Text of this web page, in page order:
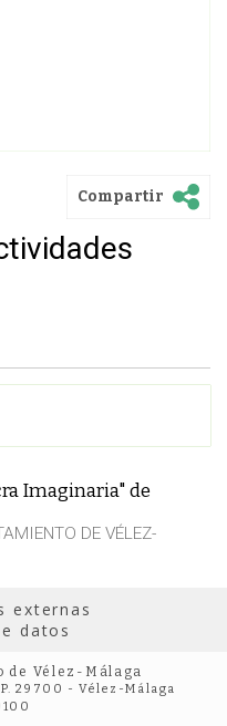
Compartir
Imaginaria" de
DE VÉLEZ-
externas
datos
de Vélez-Málaga
29700 - Vélez-Málaga